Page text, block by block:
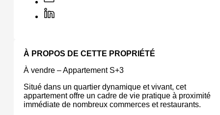
À PROPOS DE CETTE PROPRIÉTÉ
À vendre – Appartement S+3
Situé dans un quartier dynamique et vivant, cet
appartement offre un cadre de vie pratique à proximité
immédiate de nombreux commerces et restaurants.